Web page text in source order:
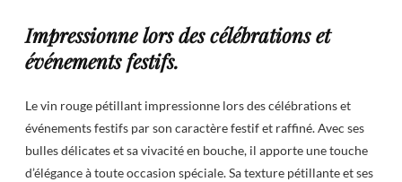
Impressionne lors des célébrations et
événements festifs.
Le vin rouge pétillant impressionne lors des célébrations et
événements festifs par son caractère festif et raffiné. Avec ses
bulles délicates et sa vivacité en bouche, il apporte une touche
d’élégance à toute occasion spéciale. Sa texture pétillante et ses